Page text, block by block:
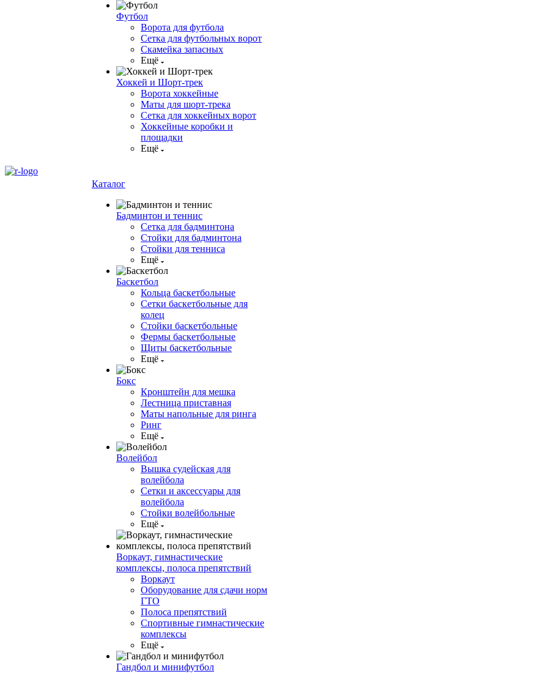
Футбол
Ворота для футбола
Сетка для футбольных ворот
Скамейка запасных
Ещё
Хоккей и Шорт-трек
Ворота хоккейные
Маты для шорт-трека
Сетка для хоккейных ворот
Хоккейные коробки и
площадки
Ещё
Каталог
Бадминтон и теннис
Сетка для бадминтона
Стойки для бадминтона
Стойки для тенниса
Ещё
Баскетбол
Кольца баскетбольные
Сетки баскетбольные для
колец
Стойки баскетбольные
Фермы баскетбольные
Щиты баскетбольные
Ещё
Бокс
Кронштейн для мешка
Лестница приставная
Маты напольные для ринга
Ринг
Ещё
Волейбол
Вышка судейская для
волейбола
Сетки и аксессуары для
волейбола
Стойки волейбольные
Ещё
Воркаут, гимнастические
комплексы, полоса препятствий
Воркаут
Оборудование для сдачи норм
ГТО
Полоса препятствий
Спортивные гимнастические
комплексы
Ещё
Гандбол и минифутбол